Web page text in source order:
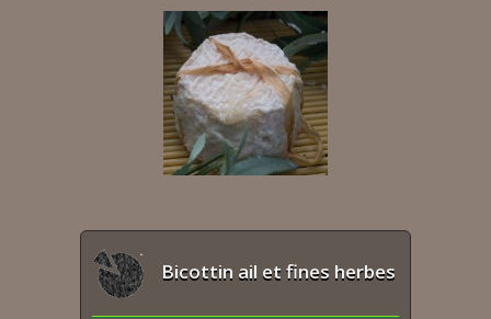
Bicottin ail et fines herbes